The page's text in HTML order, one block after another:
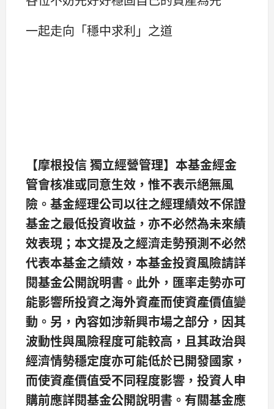
一起走向「穩中求利」之道
【摩根投信 獨立經營管理】本基金經金
管會核准或同意生效，惟不表示絕無風
險。基金經理公司以往之經理績效不保證
基金之最低投資收益，亦不必然為未來績
效表現；本文提及之經濟走勢預測不必然
代表本基金之績效，本基金投資風險請詳
閱基金公開說明書。此外，匯率走勢亦可
能影響所投資之海外資產而使資產價值變
動。另，內容如涉新興市場之部分，因其
波動性與風險程度可能較高，且其政治與
經濟情勢穩定度亦可能低於已開發國家，
而使資產價值受不同程度影響，投資人申
購前應詳閱基金公開說明書。有關基金應